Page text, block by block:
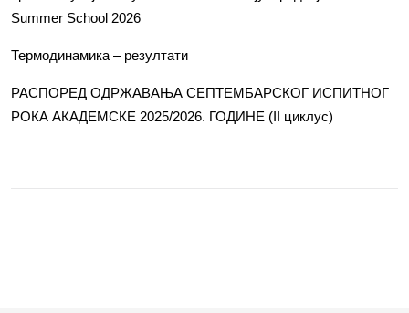
Summer School 2026
Термодинамика – резултати
РАСПОРЕД ОДРЖАВАЊА СЕПТЕМБАРСКОГ ИСПИТНОГ
РОКА АКАДЕМСКЕ 2025/2026. ГОДИНЕ (II циклус)